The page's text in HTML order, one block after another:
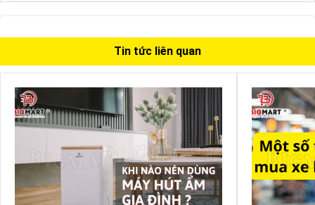
Tin tức liên quan